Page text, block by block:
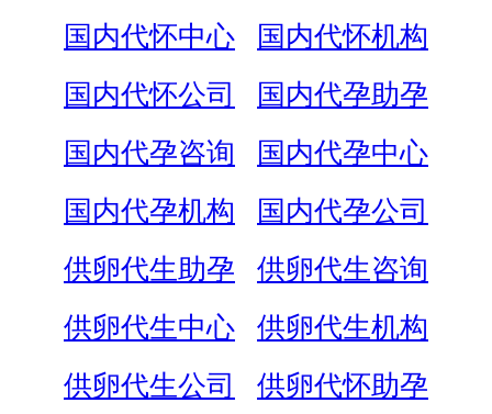
国内代怀中心
国内代怀机构
国内代怀公司
国内代孕助孕
国内代孕咨询
国内代孕中心
国内代孕机构
国内代孕公司
供卵代生助孕
供卵代生咨询
供卵代生中心
供卵代生机构
供卵代生公司
供卵代怀助孕